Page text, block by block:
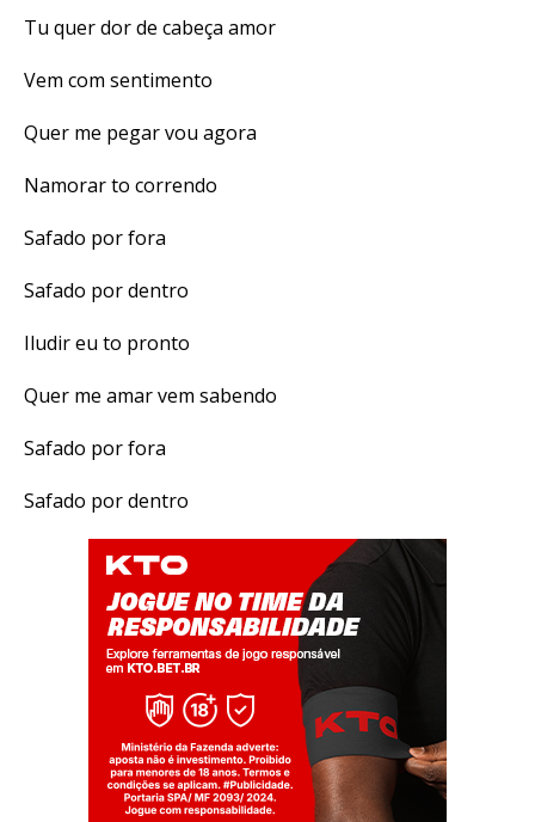
Tu quer dor de cabeça amor
Vem com sentimento
Quer me pegar vou agora
Namorar to correndo
Safado por fora
Safado por dentro
Iludir eu to pronto
Quer me amar vem sabendo
Safado por fora
Safado por dentro